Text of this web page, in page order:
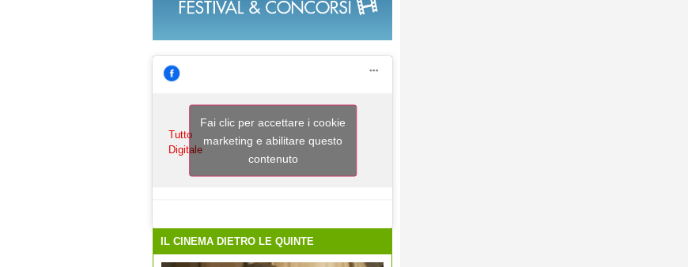
Tutto
Digitale
Fai clic per accettare i cookie
marketing e abilitare questo
contenuto
IL CINEMA DIETRO LE QUINTE